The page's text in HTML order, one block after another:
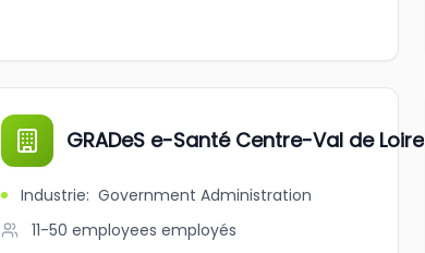
GRADeS e-Santé Centre-Val de Loire
Industrie: Government Administration
11-50 employees employés